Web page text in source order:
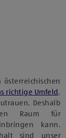
richtige Umfeld ,
Deshalb
Raum für
kann.
sind unser